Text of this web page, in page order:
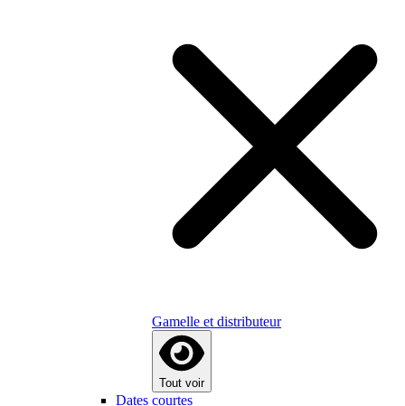
Gamelle et distributeur
Tout voir
Dates courtes